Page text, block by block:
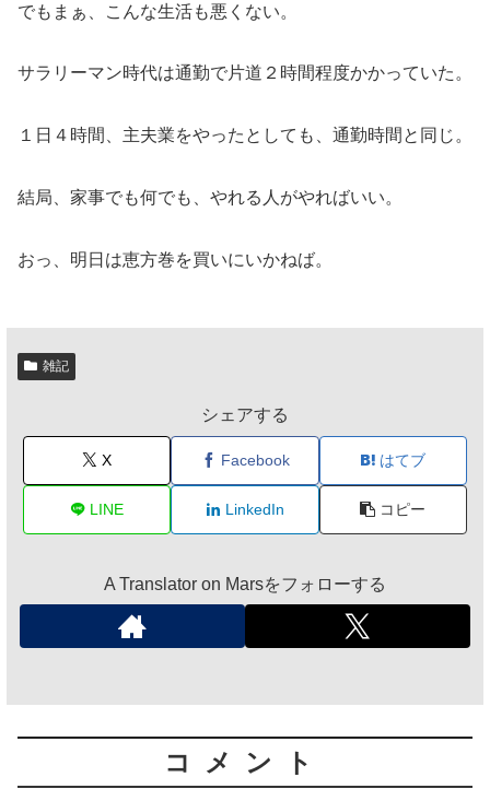
でもまぁ、こんな生活も悪くない。
サラリーマン時代は通勤で片道２時間程度かかっていた。
１日４時間、主夫業をやったとしても、通勤時間と同じ。
結局、家事でも何でも、やれる人がやればいい。
おっ、明日は恵方巻を買いにいかねば。
雑記
シェアする
X Facebook はてブ
LINE LinkedIn コピー
A Translator on Marsをフォローする
コメント